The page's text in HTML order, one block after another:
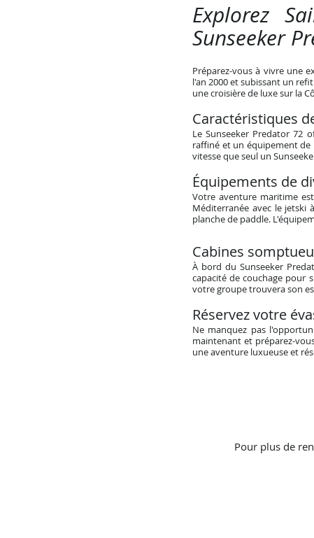
Explorez
Sunseeker
Préparez-vous à vivre une
l'an 2000 et subissant un
une croisière de luxe sur la
Caractéristiques
Le Sunseeker Predator 72
raffiné et un équipement
vitesse que seul un
Équipements de
Votre aventure maritime
Méditerranée avec le jetski
planche de paddle.
Cabines
À bord du Sunseeker
capacité de couchage pour
votre groupe trouvera son
Réservez votre
Ne manquez pas
maintenant et préparez-
une aventure luxueuse et
Pour plus de